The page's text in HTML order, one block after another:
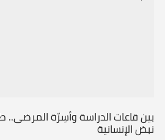
بين قاعات الدراسة وأسِرّة
نبض الإنسانية